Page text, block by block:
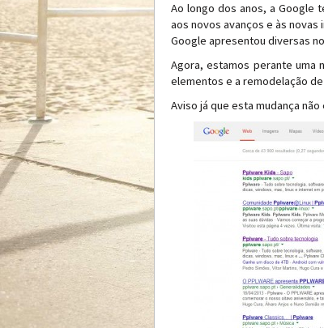
Ao longo dos anos, a Google
aos novos avanços e às
Google apresentou diversas
Agora, estamos perante uma
elementos e a remodelação
Aviso já que esta mudança